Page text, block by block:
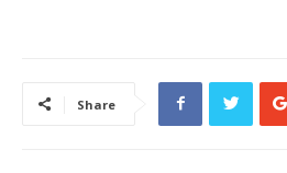
Share